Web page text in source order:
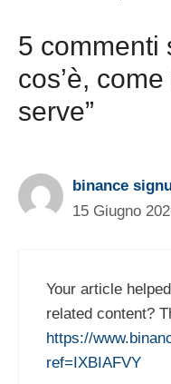
5 commenti
cos’è,
serve”
binance
15 Giugno
Your article
related content?
https://
ref=IXBIAFVY